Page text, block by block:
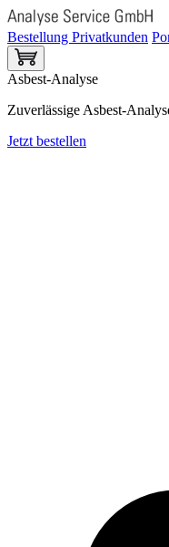
Bestellung Privatkunden
Asbest-Analyse
Zuverlässige Asbest-
Jetzt bestellen